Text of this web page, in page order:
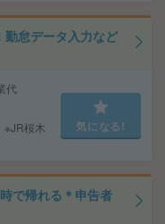
勤怠データ入力など
代
桜木
気になる!
で帰れる＊申告者